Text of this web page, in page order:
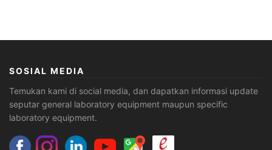
SOSIAL MEDIA
Temukan kami di social media, dan dapatkan informasi update
seputar general laboratory equipment maupun specific
laboratory equipment.